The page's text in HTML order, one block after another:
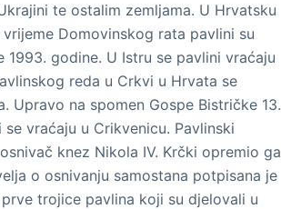
te ostalim zemljama. U Hrvatsku
Domovinskog rata pavlini su
godine. U Istru se pavlini vraćaju
reda u Crkvi u Hrvata se
Upravo na spomen Gospe Bistričke 13.
vraćaju u Crikvenicu. Pavlinski
knez Nikola IV. Krčki opremio ga
o osnivanju samostana potpisana je
trojice pavlina koji su djelovali u